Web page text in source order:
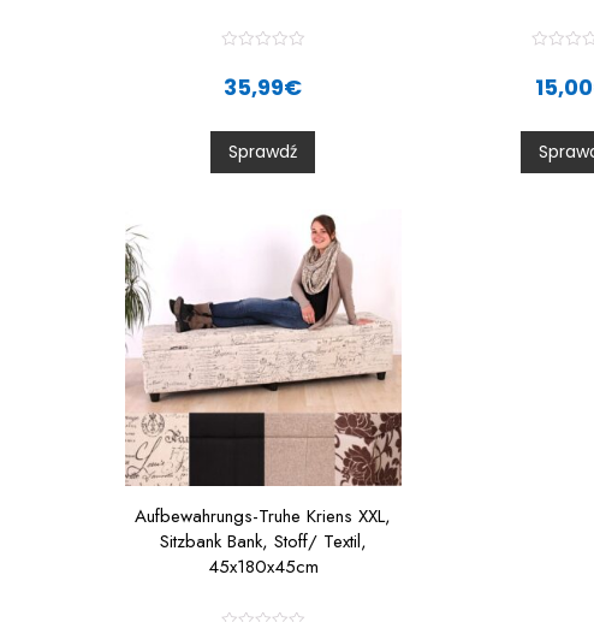
a
t
0
o
u
t
35,99€
Sprawdź
0
o
u
t
15,00
Aufbewahrungs-Truhe Kriens XXL,
Sitzbank Bank, Stoff/ Textil,
45x180x45cm